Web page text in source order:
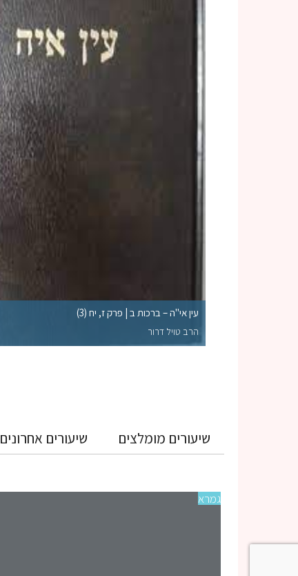
עין אי"ה – ברכות ב | פרק ז, יח (3)
הרב טויל דרור
שיעורים מומלצים שיעורים אחרונים
גמרא